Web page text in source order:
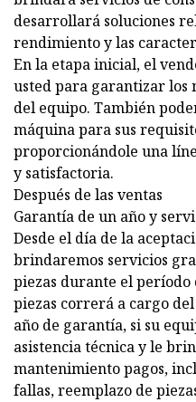
desarrollará soluciones
rendimiento y las
En la etapa inicial, el
usted para garantizar los
del equipo. También
máquina para sus
proporcionándole una
y satisfactoria.
Después de las ventas
Garantía de un año y
Desde el día de la
brindaremos servicios
piezas durante el
piezas correrá a cargo
año de garantía, si su
asistencia técnica y le
mantenimiento pagos,
fallas, reemplazo de